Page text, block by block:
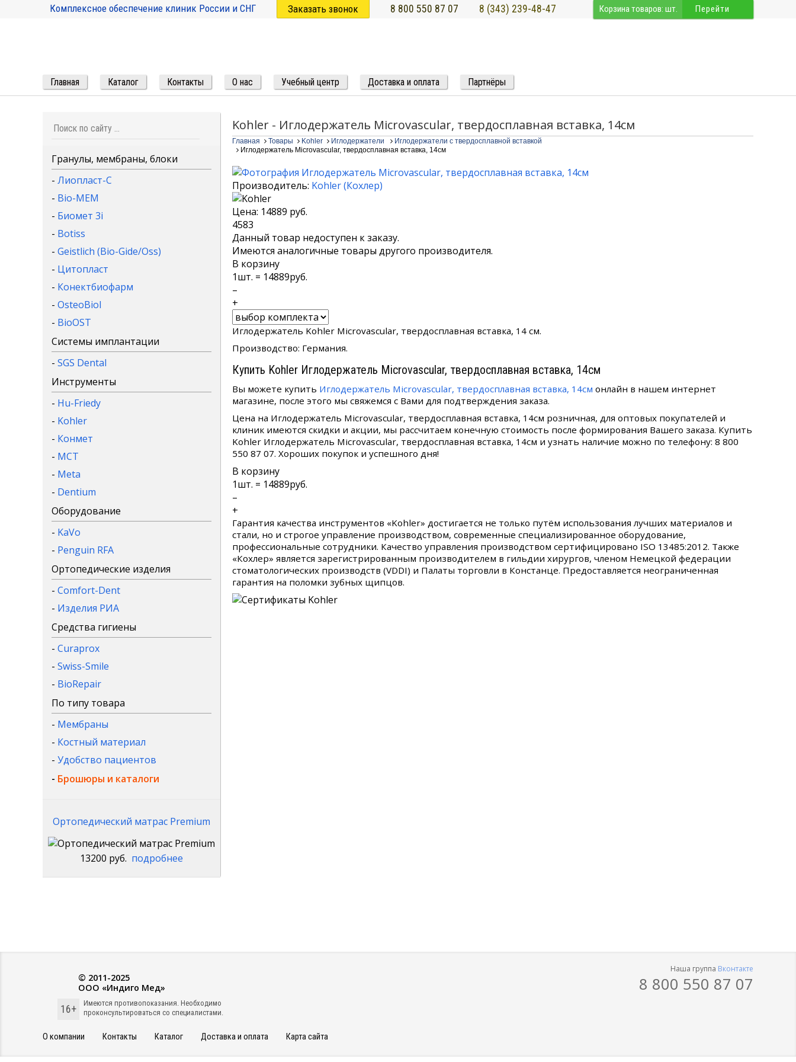
Перейти
Корзина товаров: шт.
Комплексное обеспечение клиник России и СНГ Заказать звонок 8 800 550 87 07 8 (343) 239-48-47
Главная Каталог Контакты О нас Учебный центр Доставка и оплата Партнёры
Kohler - Иглодержатель Microvascular, твердосплавная вставка, 14см
Главная Товары Kohler Иглодержатели
Иглодержатели с твердосплавной вставкой
Иглодержатель Microvascular, твердосплавная вставка, 14см
Производитель: Kohler(Кохлер)
Цена: 14889 руб.
4583
Данный товар недоступен к заказу.
Имеются аналогичные товары другого производителя.
В корзину
1шт. = 14889руб.
–
+
Иглодержатель Kohler Microvascular, твердосплавная вставка, 14 см.
Производство: Германия.
Купить Kohler Иглодержатель Microvascular, твердосплавная вставка, 14см
Вы можете купить Иглодержатель Microvascular, твердосплавная вставка, 14см онлайн в нашем интернет
магазине, после этого мы свяжемся с Вами для подтверждения заказа.
Цена на Иглодержатель Microvascular, твердосплавная вставка, 14см розничная, для оптовых покупателей и
клиник имеются скидки и акции, мы рассчитаем конечную стоимость после формирования Вашего заказа. Купить
Kohler Иглодержатель Microvascular, твердосплавная вставка, 14см и узнать наличие можно по телефону: 8 800
550 87 07. Хороших покупок и успешного дня!
В корзину
1шт. = 14889руб.
–
+
Гарантия качества инструментов «Kohler» достигается не только путём использования лучших материалов и
стали, но и строгое управление производством, современные специализированное оборудование,
профессиональные сотрудники. Качество управления производством сертифицировано ISO 13485:2012. Также
«Кохлер» является зарегистрированным производителем в гильдии хирургов, членом Немецкой федерации
стоматологических производств (VDDI) и Палаты торговли в Констанце. Предоставляется неограниченная
гарантия на поломки зубных щипцов.
Гранулы, мембраны, блоки
- Лиопласт-С
- Bio-MEM
- Биомет 3i
- Botiss
- Geistlich (Bio-Gide/Oss)
- Цитопласт
- Конектбиофарм
- OsteoBiol
- BioOST
Системы имплантации
- SGS Dental
Инструменты
- Hu-Friedy
- Kohler
- Конмет
- MCT
- Meta
- Dentium
Оборудование
- KaVo
- Penguin RFA
Ортопедические изделия
- Comfort-Dent
- Изделия РИА
Средства гигиены
- Curaprox
- Swiss-Smile
- BioRepair
По типу товара
- Мембраны
- Костный материал
- Удобство пациентов
- Брошюры и каталоги
Ортопедический матрас Premium
13200 руб. подробнее
Наша группа Вконтакте
8 800 550 87 07
© 2011-2025
ООО «Индиго Мед»
16+
Имеются противопоказания. Необходимо
проконсультироваться со специалистами.
О компании Контакты Каталог Доставка и оплата Карта сайта